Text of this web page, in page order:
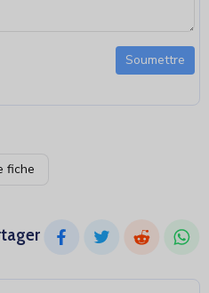
Soumettre
fiche